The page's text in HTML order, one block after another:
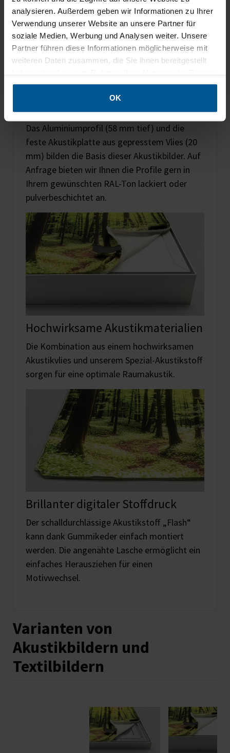
analysieren. Außerdem geben wir Informationen zu Ihrer
Verwendung unserer Website an unsere Partner für
soziale Medien, Werbung und Analysen weiter. Unsere
Partner führen diese Informationen möglicherweise mit
weiteren Daten zusammen, die Sie ihnen bereitgestellt
gesammelt haben.
OK
Aluminiumrahmen mit Vliesplatte
Das Aluminiumprofil (58 mm tief) und die
feste Akustikplatte aus gepresstem Vlies (20
mm) bilden die Basis dieser Akustikbilder. Auf
Anfrage bieten wir Ihnen die Profile gern in
Ihrem gewünschten RAL-Ton lackiert oder
pulverbeschichtet an.
Hochwirksame Akustikmaterialien
Die Kombination aus einem hochwirksamen
Akustikvlies und unserem Spezial-Akustikstoff
sorgen für eine optimale Raumakustik.
Brillanter digitaler Stoffdruck
Der schalldurchlässige Akustikstoff „Flash“
kann dank Gummikeder einfach montiert
werden. Die angenähte Lasche ermöglicht ein
einfaches Herausziehen für einen
Motivwechsel.
Varianten von
Akustikbildern und
Textilbildern